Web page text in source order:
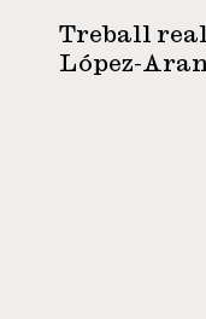
Treball
López-